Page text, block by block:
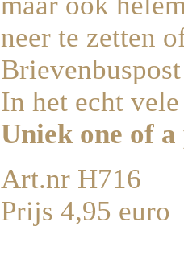
neer te zetten
Brievenbuspost
In het echt
Uniek one of
Art.nr H716
Prijs 4,95 euro